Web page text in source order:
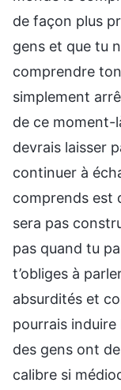
de façon plus
gens et que tu
comprendre
simplement
de ce moment-
devrais laisser
continuer à
comprends est
sera pas
pas quand tu
t’obliges à
absurdités et
pourrais induire
des gens ont
calibre si